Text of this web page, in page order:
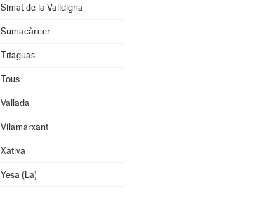
Simat de la Valldigna
Sumacàrcer
Titaguas
Tous
Vallada
Vilamarxant
Xàtiva
Yesa (La)